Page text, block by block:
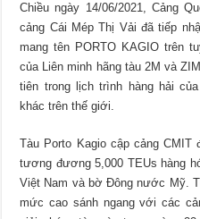
Chiều ngày 14/06/2021, Cảng
cảng Cái Mép Thị Vải đã tiếp
mang tên PORTO KAGIO trên
của Liên minh hãng tàu 2M và
tiên trong lịch trình hàng hải
khác trên thế giới.
Tàu Porto Kagio cập cảng CMIT
tương đương 5,000 TEUs hàng
Việt Nam và bờ Đông nước Mỹ.
mức cao sánh ngang với các